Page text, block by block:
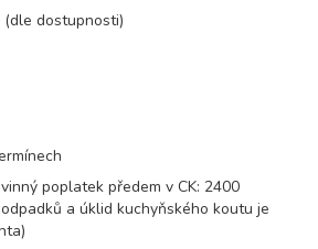
8 dní (7 nocí)
dostupnosti)
poplatek předem v CK: 2400
a úklid kuchyňského koutu je